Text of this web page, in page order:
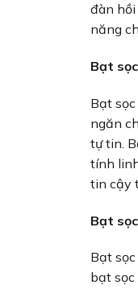
đàn hồi
năng
Bạt
Bạt
ngăn
tự tin.
tính
tin cậy
Bạt
Bạt
bạt sọc